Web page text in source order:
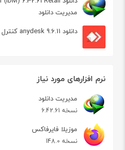
مدیریت دانلود
دانلود anydesk 9.6.11 کنترل ویندوز از راه دور
نرم افزارهای مورد نیاز
مدیریت دانلود
نسخه 6.42.61
موزیلا فایرفاکس
نسخه 148.0